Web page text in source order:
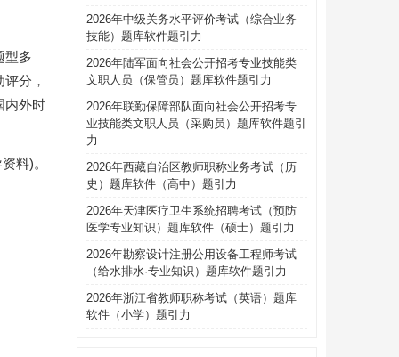
型多
分，
内外时
料)。
2026年中级关务水平评价考试（综合业务
技能）题库软件题引力
2026年陆军面向社会公开招考专业技能类
文职人员（保管员）题库软件题引力
2026年联勤保障部队面向社会公开招考专
业技能类文职人员（采购员）题库软件题引
力
2026年西藏自治区教师职称业务考试（历
史）题库软件（高中）题引力
2026年天津医疗卫生系统招聘考试（预防
医学专业知识）题库软件（硕士）题引力
2026年勘察设计注册公用设备工程师考试
（给水排水·专业知识）题库软件题引力
2026年浙江省教师职称考试（英语）题库
软件（小学）题引力